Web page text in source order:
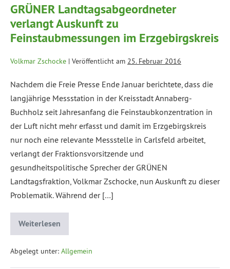
GRÜNER Landtagsabgeordneter
verlangt Auskunft zu
Feinstaubmessungen im Erzgebirgskreis
Volkmar Zschocke | Veröffentlicht am 25. Februar 2016
Nachdem die Freie Presse Ende Januar berichtete, dass die
langjährige Messstation in der Kreisstadt Annaberg-
Buchholz seit Jahresanfang die Feinstaubkonzentration in
der Luft nicht mehr erfasst und damit im Erzgebirgskreis
nur noch eine relevante Messstelle in Carlsfeld arbeitet,
verlangt der Fraktionsvorsitzende und
gesundheitspolitische Sprecher der GRÜNEN
Landtagsfraktion, Volkmar Zschocke, nun Auskunft zu dieser
Problematik. Während der […]
Weiterlesen
Abgelegt unter: Allgemein